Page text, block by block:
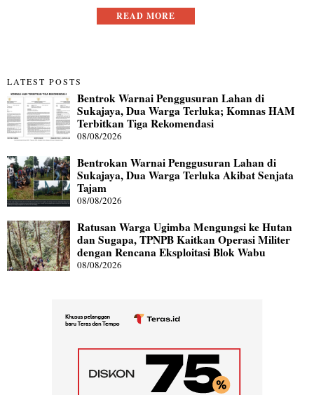
READ MORE
LATEST POSTS
Bentrok Warnai Penggusuran Lahan di
Sukajaya, Dua Warga Terluka; Komnas HAM
Terbitkan Tiga Rekomendasi
08/08/2026
Bentrokan Warnai Penggusuran Lahan di
Sukajaya, Dua Warga Terluka Akibat Senjata
Tajam
08/08/2026
Ratusan Warga Ugimba Mengungsi ke Hutan
dan Sugapa, TPNPB Kaitkan Operasi Militer
dengan Rencana Eksploitasi Blok Wabu
08/08/2026